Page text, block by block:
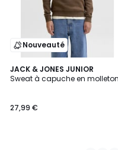
Nouveauté
JACK & JONES JUNIOR
Sweat à capuche en molleton
27,99 €
2
Couleurs